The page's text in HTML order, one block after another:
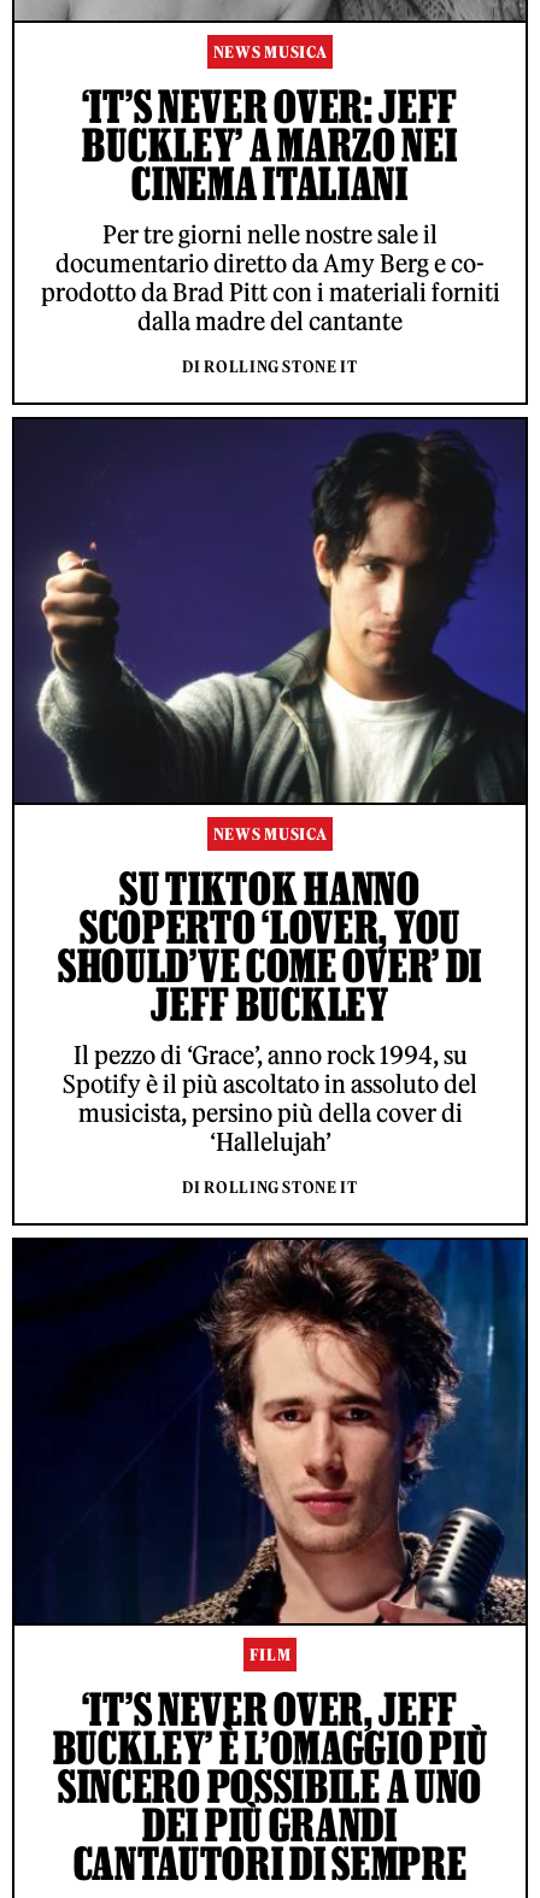
NEWS MUSICA
‘IT’S NEVER OVER: JEFF
BUCKLEY’ A MARZO NEI
CINEMA ITALIANI
Per tre giorni nelle nostre sale il
documentario diretto da Amy Berg e co-
prodotto da Brad Pitt con i materiali forniti
dalla madre del cantante
DI ROLLING STONE IT
NEWS MUSICA
SU TIKTOK HANNO
SCOPERTO ‘LOVER, YOU
SHOULD’VE COME OVER’ DI
JEFF BUCKLEY
Il pezzo di ‘Grace’, anno rock 1994, su
Spotify è il più ascoltato in assoluto del
musicista, persino più della cover di
‘Hallelujah’
DI ROLLING STONE IT
FILM
‘IT’S NEVER OVER, JEFF
BUCKLEY’ È L’OMAGGIO PIÙ
SINCERO POSSIBILE A UNO
DEI PIÙ GRANDI
CANTAUTORI DI SEMPRE